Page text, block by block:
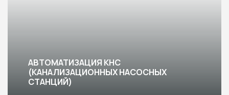
АВТОМАТИЗАЦИЯ КНС
(КАНАЛИЗАЦИОННЫХ НАСОСНЫХ
СТАНЦИЙ)